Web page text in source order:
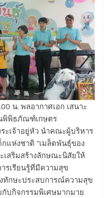
น. พลอากาศเอก เสนาะ
พิพิธภัณฑ์เกษตร
ะเจ้าอยู่หัว นำคณะผู้บริหาร
ห่งชาติ “เมล็ดพันธุ์ของ
เสริมสร้างลักษณะนิสัยให้
รเรียนรู้ที่มีความสุข
ทักษะประสบการณ์ความสุข
กับกิจกรรมพิเศษมากมาย